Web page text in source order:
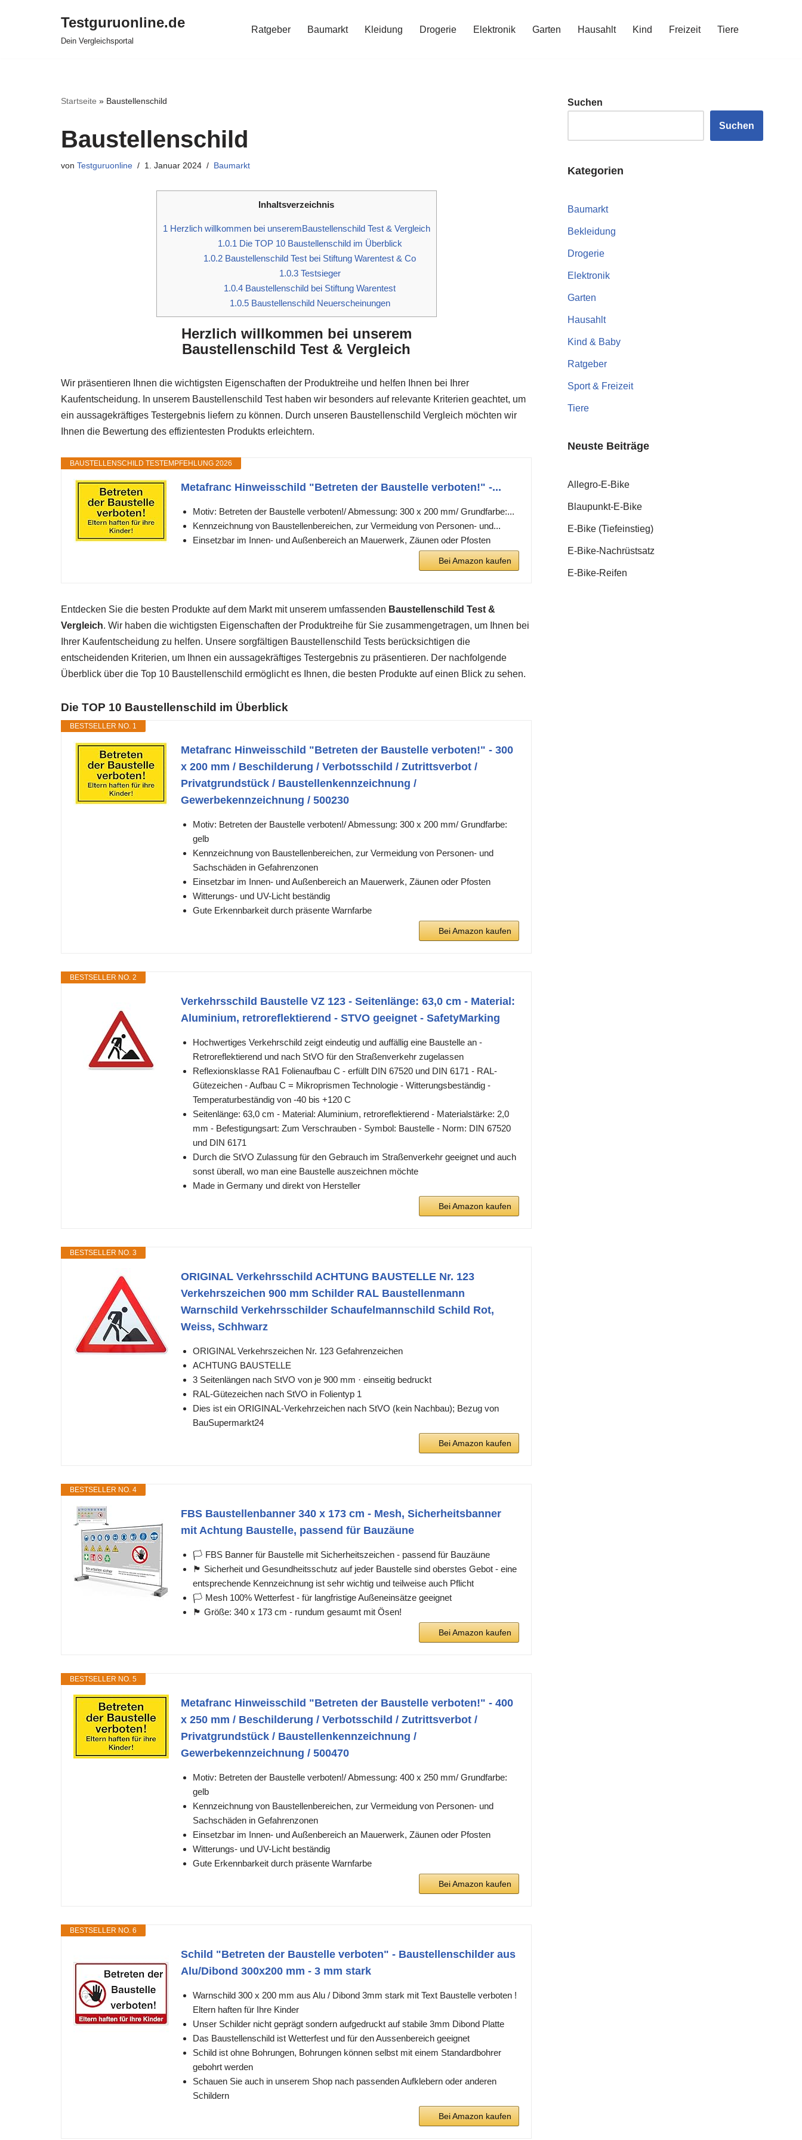
Testguruonline.de
Dein Vergleichsportal
Ratgeber Baumarkt Kleidung Drogerie Elektronik Garten Hausahlt Kind Freizeit Tiere
Startseite » Baustellenschild
Baustellenschild
von Testguruonline 1. Januar 2024 Baumarkt
Inhaltsverzeichnis
1 Herzlich willkommen bei unseremBaustellenschild Test & Vergleich
1.0.1 Die TOP 10 Baustellenschild im Überblick
1.0.2 Baustellenschild Test bei Stiftung Warentest & Co
1.0.3Testsieger
1.0.4 Baustellenschild bei Stiftung Warentest
1.0.5Baustellenschild Neuerscheinungen
Herzlich willkommen bei unserem
Baustellenschild Test & Vergleich
Wir präsentieren Ihnen die wichtigsten Eigenschaften der Produktreihe und helfen Ihnen bei Ihrer
Kaufentscheidung. In unserem Baustellenschild Test haben wir besonders auf relevante Kriterien geachtet, um
ein aussagekräftiges Testergebnis liefern zu können. Durch unseren Baustellenschild Vergleich möchten wir
Ihnen die Bewertung des effizientesten Produkts erleichtern.
BAUSTELLENSCHILD TESTEMPFEHLUNG 2026
Metafranc Hinweisschild "Betreten der Baustelle verboten!" -...
Motiv: Betreten der Baustelle verboten!/ Abmessung: 300 x 200 mm/ Grundfarbe:...
Kennzeichnung von Baustellenbereichen, zur Vermeidung von Personen- und...
Einsetzbar im Innen- und Außenbereich an Mauerwerk, Zäunen oder Pfosten
Bei Amazon kaufen
Entdecken Sie die besten Produkte auf dem Markt mit unserem umfassenden Baustellenschild Test &
Vergleich. Wir haben die wichtigsten Eigenschaften der Produktreihe für Sie zusammengetragen, um Ihnen bei
Ihrer Kaufentscheidung zu helfen. Unsere sorgfältigen Baustellenschild Tests berücksichtigen die
entscheidenden Kriterien, um Ihnen ein aussagekräftiges Testergebnis zu präsentieren. Der nachfolgende
Überblick über die Top 10 Baustellenschild ermöglicht es Ihnen, die besten Produkte auf einen Blick zu sehen.
Die TOP 10 Baustellenschild im Überblick
BESTSELLER NO. 1
Metafranc Hinweisschild "Betreten der Baustelle verboten!" - 300
x 200 mm / Beschilderung / Verbotsschild / Zutrittsverbot /
Privatgrundstück / Baustellenkennzeichnung /
Gewerbekennzeichnung / 500230
Motiv: Betreten der Baustelle verboten!/ Abmessung: 300 x 200 mm/ Grundfarbe:
gelb
Kennzeichnung von Baustellenbereichen, zur Vermeidung von Personen- und
Sachschäden in Gefahrenzonen
Einsetzbar im Innen- und Außenbereich an Mauerwerk, Zäunen oder Pfosten
Witterungs- und UV-Licht beständig
Gute Erkennbarkeit durch präsente Warnfarbe
Bei Amazon kaufen
BESTSELLER NO. 2
Verkehrsschild Baustelle VZ 123 - Seitenlänge: 63,0 cm - Material:
Aluminium, retroreflektierend - STVO geeignet - SafetyMarking
Hochwertiges Verkehrschild zeigt eindeutig und auffällig eine Baustelle an -
Retroreflektierend und nach StVO für den Straßenverkehr zugelassen
Reflexionsklasse RA1 Folienaufbau C - erfüllt DIN 67520 und DIN 6171 - RAL-
Gütezeichen - Aufbau C = Mikroprismen Technologie - Witterungsbeständig -
Temperaturbeständig von -40 bis +120 C
Seitenlänge: 63,0 cm - Material: Aluminium, retroreflektierend - Materialstärke: 2,0
mm - Befestigungsart: Zum Verschrauben - Symbol: Baustelle - Norm: DIN 67520
und DIN 6171
Durch die StVO Zulassung für den Gebrauch im Straßenverkehr geeignet und auch
sonst überall, wo man eine Baustelle auszeichnen möchte
Made in Germany und direkt von Hersteller
Bei Amazon kaufen
BESTSELLER NO. 3
ORIGINAL Verkehrsschild ACHTUNG BAUSTELLE Nr. 123
Verkehrszeichen 900 mm Schilder RAL Baustellenmann
Warnschild Verkehrsschilder Schaufelmannschild Schild Rot,
Weiss, Schhwarz
ORIGINAL Verkehrszeichen Nr. 123 Gefahrenzeichen
ACHTUNG BAUSTELLE
3 Seitenlängen nach StVO von je 900 mm · einseitig bedruckt
RAL-Gütezeichen nach StVO in Folientyp 1
Dies ist ein ORIGINAL-Verkehrzeichen nach StVO (kein Nachbau); Bezug von
BauSupermarkt24
Bei Amazon kaufen
BESTSELLER NO. 4
FBS Baustellenbanner 340 x 173 cm - Mesh, Sicherheitsbanner
mit Achtung Baustelle, passend für Bauzäune
🏳️ FBS Banner für Baustelle mit Sicherheitszeichen - passend für Bauzäune
🏴 Sicherheit und Gesundheitsschutz auf jeder Baustelle sind oberstes Gebot - eine
entsprechende Kennzeichnung ist sehr wichtig und teilweise auch Pflicht
🏳️ Mesh 100% Wetterfest - für langfristige Außeneinsätze geeignet
🏴 Größe: 340 x 173 cm - rundum gesaumt mit Ösen!
Bei Amazon kaufen
BESTSELLER NO. 5
Metafranc Hinweisschild "Betreten der Baustelle verboten!" - 400
x 250 mm / Beschilderung / Verbotsschild / Zutrittsverbot /
Privatgrundstück / Baustellenkennzeichnung /
Gewerbekennzeichnung / 500470
Motiv: Betreten der Baustelle verboten!/ Abmessung: 400 x 250 mm/ Grundfarbe:
gelb
Kennzeichnung von Baustellenbereichen, zur Vermeidung von Personen- und
Sachschäden in Gefahrenzonen
Einsetzbar im Innen- und Außenbereich an Mauerwerk, Zäunen oder Pfosten
Witterungs- und UV-Licht beständig
Gute Erkennbarkeit durch präsente Warnfarbe
Bei Amazon kaufen
BESTSELLER NO. 6
Schild "Betreten der Baustelle verboten" - Baustellenschilder aus
Alu/Dibond 300x200 mm - 3 mm stark
Warnschild 300 x 200 mm aus Alu / Dibond 3mm stark mit Text Baustelle verboten !
Eltern haften für Ihre Kinder
Unser Schilder nicht geprägt sondern aufgedruckt auf stabile 3mm Dibond Platte
Das Baustellenschild ist Wetterfest und für den Aussenbereich geeignet
Schild ist ohne Bohrungen, Bohrungen können selbst mit einem Standardbohrer
gebohrt werden
Schauen Sie auch in unserem Shop nach passenden Aufklebern oder anderen
Schildern
Bei Amazon kaufen
Suchen
Suchen
Kategorien
Baumarkt
Bekleidung
Drogerie
Elektronik
Garten
Hausahlt
Kind & Baby
Ratgeber
Sport & Freizeit
Tiere
Neuste Beiträge
Allegro-E-Bike
Blaupunkt-E-Bike
E-Bike (Tiefeinstieg)
E-Bike-Nachrüstsatz
E-Bike-Reifen